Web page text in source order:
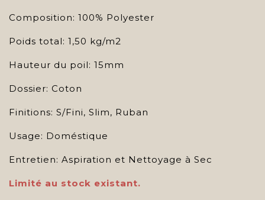
Composition: 100% Polyester
Poids total: 1,50 kg/m2
Hauteur du poil: 15mm
Dossier: Coton
Finitions: S/Fini, Slim, Ruban
Usage: Doméstique
Entretien: Aspiration et Nettoyage à Sec
Limité au stock existant.